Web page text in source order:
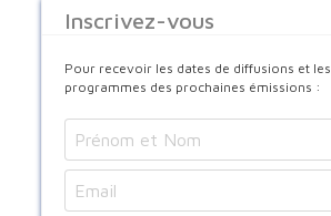
Inscrivez-vous
Pour recevoir les dates de diffusions et les
programmes des prochaines émissions :